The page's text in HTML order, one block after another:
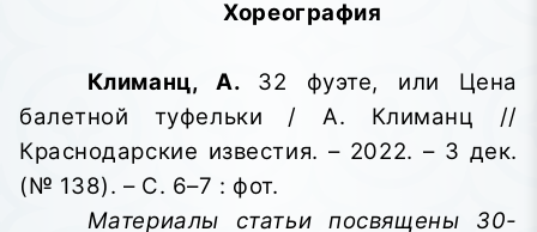
Хореография
Климанц, А. 32 фуэте, или Цена
балетной туфельки / А. Климанц //
Краснодарские известия. – 2022. – 3 дек.
(№ 138). – С. 6–7 : фот.
Материалы статьи посвящены 30-